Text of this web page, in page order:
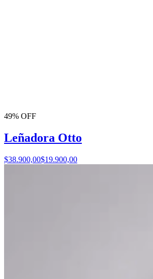
49% OFF
Leñadora Otto
$38.900,00$19.900,00